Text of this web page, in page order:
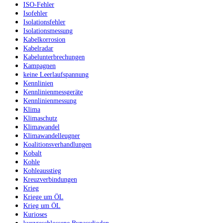
ISO-Fehler
Isofehler
Isolationsfehler
Isolationsmessung
Kabelkorrosion
Kabelradar
Kabelunterbrechungen
Kampagnen
keine Leerlaufspannung
Kennlinien
Kennlinienmessgeräte
Kennlinienmessung
Klima
Klimaschutz
Klimawandel
Klimawandelleugner
Koalitionsverhandlungen
Kobalt
Kohle
Kohleausstieg
Kreuzverbindungen
Krieg
Kriege um ÖL
Krieg um ÖL
Kurioses